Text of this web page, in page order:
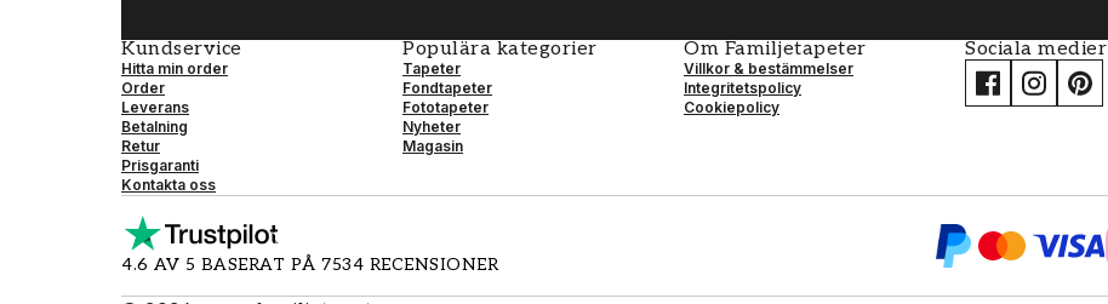
Kundservice
Hitta min order
Order
Leverans
Betalning
Retur
Prisgaranti
Kontakta oss
Populära kategorier
Tapeter
Fondtapeter
Fototapeter
Nyheter
Magasin
Om Familjetapeter
Villkor & bestämmelser
Integritetspolicy
Cookiepolicy
Sociala medier
4.6 AV 5 BASERAT PÅ 7534 RECENSIONER